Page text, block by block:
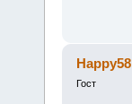
Happy58
Гост